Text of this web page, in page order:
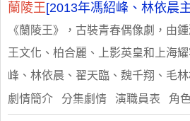
蘭陵王[2013年馮紹峰、林依晨
《蘭陵王》，古裝青春偶像劇，由
王文化、柏合麗、上影英皇和上海
峰、林依晨、翟天臨、魏千翔、毛
劇情簡介 分集劇情 演職員表 角